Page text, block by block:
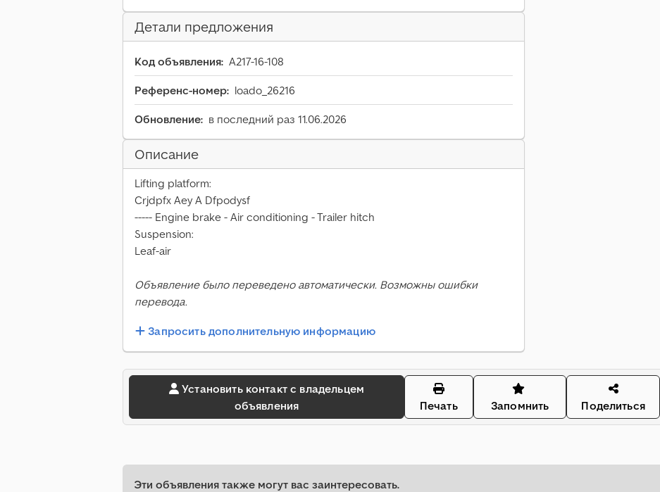
Детали предложения
Код объявления: A217-16-108
Референс-номер: loado_26216
Обновление: в последний раз 11.06.2026
Описание
Lifting platform:
Crjdpfx Aey A Dfpodysf
----- Engine brake - Air conditioning - Trailer hitch
Suspension:
Leaf-air
Объявление было переведено автоматически. Возможны ошибки
перевода.
Запросить дополнительную информацию
Установить контакт с владельцем
объявления
Печать Запомнить Поделиться
Эти объявления также могут вас заинтересовать.